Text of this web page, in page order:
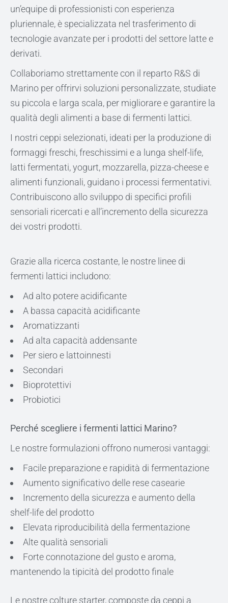
un’equipe di professionisti con esperienza
pluriennale, è specializzata nel trasferimento di
tecnologie avanzate per i prodotti del settore latte e
derivati.
Collaboriamo strettamente con il reparto R&S di
Marino per offrirvi soluzioni personalizzate, studiate
su piccola e larga scala, per migliorare e garantire la
qualità degli alimenti a base di fermenti lattici.
I nostri ceppi selezionati, ideati per la produzione di
formaggi freschi, freschissimi e a lunga shelf-life,
latti fermentati, yogurt, mozzarella, pizza-cheese e
alimenti funzionali, guidano i processi fermentativi.
Contribuiscono allo sviluppo di specifici profili
sensoriali ricercati e all’incremento della sicurezza
dei vostri prodotti.
Grazie alla ricerca costante, le nostre linee di
fermenti lattici includono:
Ad alto potere acidificante
A bassa capacità acidificante
Aromatizzanti
Ad alta capacità addensante
Per siero e lattoinnesti
Secondari
Bioprotettivi
Probiotici
Perché scegliere i fermenti lattici Marino?
Le nostre formulazioni offrono numerosi vantaggi:
Facile preparazione e rapidità di fermentazione
Aumento significativo delle rese casearie
Incremento della sicurezza e aumento della
shelf-life del prodotto
Elevata riproducibilità della fermentazione
Alte qualità sensoriali
Forte connotazione del gusto e aroma,
mantenendo la tipicità del prodotto finale
Le nostre colture starter, composte da ceppi a